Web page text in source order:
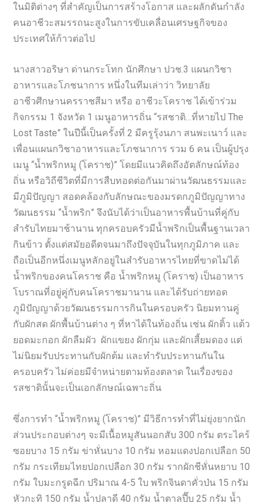
ในมิติต่างๆ ที่สำคัญเป็นการสร้างโอกาส และผลักดันกำลัง
คนอาชีวะสมรรถนะสูงในการขับเคลื่อนเศรษฐกิจของ
ประเทศให้ก้าวต่อไป
นางสาวอริษา ด่านกระโทก นักศึกษา ปวช.3 แผนกวิชา
อาหารและโภชนาการ หนึ่งในทีมเล่าว่า วิทยาลัย
อาชีวศึกษานครราชสีมา หรือ อาชีวะโคราช ได้เข้าร่วม
กิจกรรม 1 จังหวัด 1 เมนูอาหารถิ่น “รสชาติ…ที่หายไป The
Lost Taste” ในปีนี้เป็นครั้งที่ 2 มีครูรุ้งนภา สนพะเนาว์ และ
เพื่อนแผนกวิชาอาหารและโภชนาการ รวม 6 คน เป็นผู้ปรุง
เมนู “น้ำพริกหมู (โคราช)” โดยมีแนวคิดถึงอัตลักษณ์ท้อง
ถิ่น หรือวิถีชีวิตที่มีการสืบทอดต่อกันมาผ่านวัฒนธรรมและ
มีภูมิปัญญา สอดคล้องกับลักษณะของมรดกภูมิปัญญาทาง
วัฒนธรรม “น้ำพริก” จึงนับได้ว่าเป็นอาหารพื้นบ้านที่คู่กับ
สำรับไทยมาช้านาน ทุกครอบครัวมีน้ำพริกเป็นพื้นฐานเวลา
กินข้าว ตั้งแต่สมัยอดีตจนมาถึงปัจจุบันในทุกภูมิภาค และ
ถือเป็นอีกหนึ่งเมนูหลักอยู่ในสำรับอาหารไทยที่ขาดไม่ได้
น้ำพริกของคนโคราช คือ น้ำพริกหมู (โคราช) เป็นอาหาร
โบราณที่อยู่คู่กับคนโคราชมานาน และได้รับถ่ายทอด
ภูมิปัญญาด้วยวัฒนธรรมการกินในครอบครัว นิยมทานคู่
กับผักสด ผักพื้นบ้านต่าง ๆ ที่หาได้ในท้องถิ่น เช่น ผักติ้ว แต้ว
ยอดมะกอก ผักลืมผัว ผักแขยง ผักกุ่ม และผักเสี้ยมดอง แต่
ไม่นิยมรับประทานกับผักต้ม และทำรับประทานกันใน
ครอบครัว ไม่ค่อยมีจำหน่ายตามท้องตลาด ในเรื่องของ
รสชาตินั้นจะเป็นเอกลักษณ์เฉพาะถิ่น
ซึ่งการทำ “น้ำพริกหมู (โคราช)” มีวิธีการทำที่ไม่ยุ่งยากนัก
ส่วนประกอบต่างๆ จะมีเนื้อหมูสันนอกสับ 300 กรัม ตระไคร้
ซอยบาง 15 กรัม ข่าหั่นบาง 10 กรัม หอมแดงปอกเปลือก 50
กรัม กระเทียมไทยปอกเปลือก 30 กรัม รากผักชีหั่นหยาบ 10
กรัม ใบมะกรูดฉีก ปริมาณ 4-5 ใบ พริกจินดาคั่วป่น 15 กรัม
หัวกะทิ 150 กรัม น้ำปลาดี 40 กรัม น้ำตาลปี๊บ 25 กรัม น้ำ